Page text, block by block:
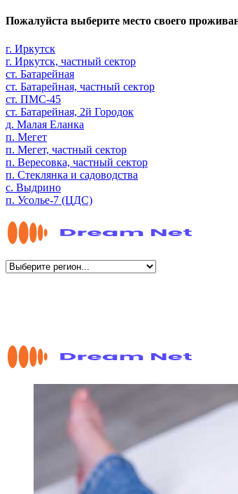
Пожалуйста выберите место своего
г. Иркутск
г. Иркутск, частный сектор
ст. Батарейная
ст. Батарейная, частный сектор
ст. ПМС-45
ст. Батарейная, 2й Городок
д. Малая Еланка
п. Мегет
п. Мегет, частный сектор
п. Вересовка, частный сектор
п. Стеклянка и садоводства
с. Выдрино
п. Усолье-7 (ЦДС)